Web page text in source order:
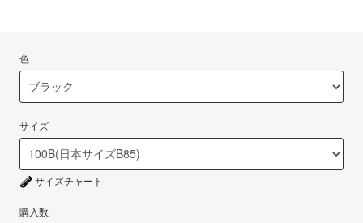
色
サイズ
サイズチャート
購入数